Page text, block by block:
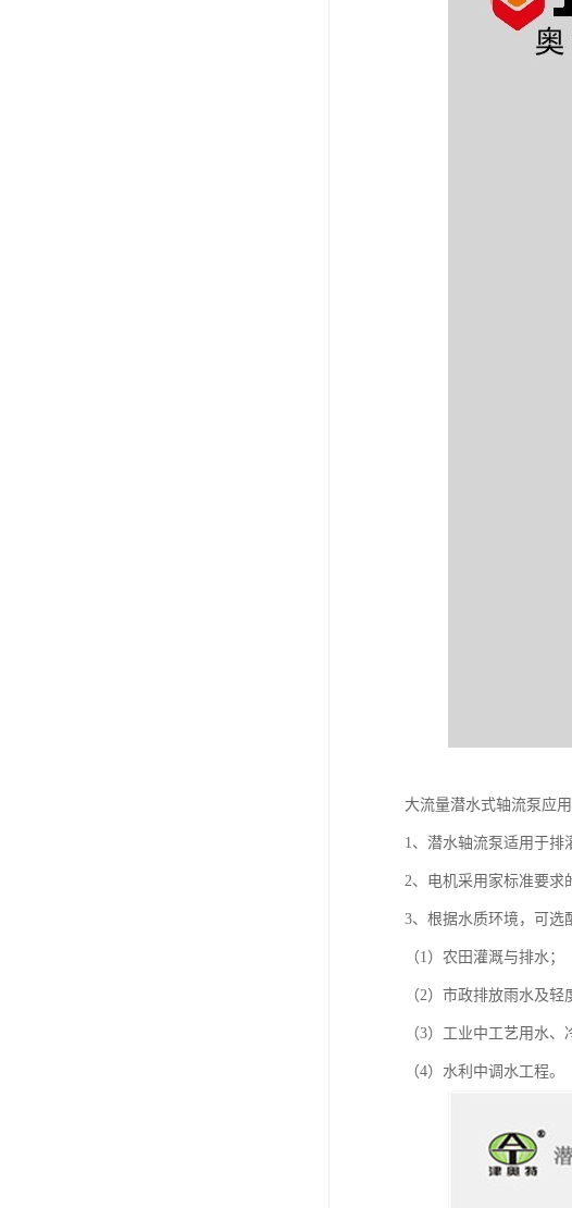
大流量潜水式轴流泵应用
1、潜水轴流泵适用于排
2、电机采用家标准要求
3、根据水质环境，可选
（1）农田灌溉与
（2）市政排放雨水及轻
（3）工业中工艺用水
（4）水利中调水工程。